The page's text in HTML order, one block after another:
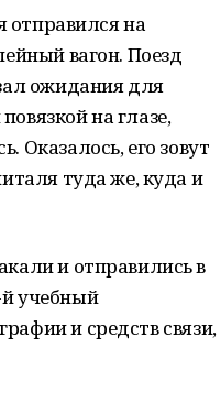
отправился на
вагон. Поезд
ожидания для
на глазе,
Оказалось, его зовут
туда же, куда и
и отправились в
учебный
и средств связи,